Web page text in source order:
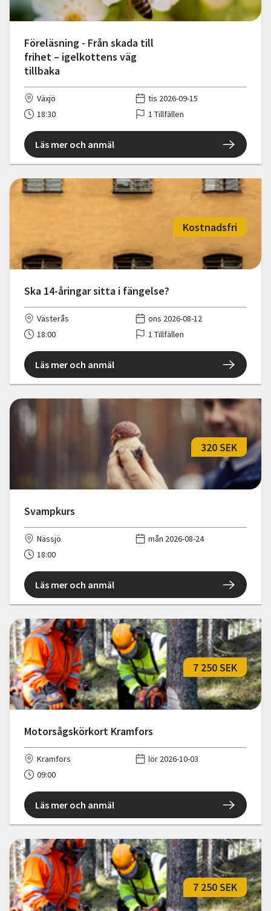
Föreläsning - Från skada till
frihet – igelkottens väg
tillbaka
Växjö
tis 2026-09-15
18:30
1 Tillfällen
Läs mer och anmäl
Ska 14-åringar sitta i fängelse?
Kostnadsfri
Västerås
ons 2026-08-12
18:00
1 Tillfällen
Läs mer och anmäl
Svampkurs
320 SEK
Nässjö
mån 2026-08-24
18:00
Läs mer och anmäl
Motorsågskörkort Kramfors
7 250 SEK
Kramfors
lör 2026-10-03
09:00
Läs mer och anmäl
7 250 SEK